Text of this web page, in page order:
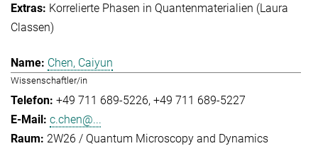
Korrelierte Phasen in Quantenmaterialien (Laura
Classen)
Chen, Caiyun
Wissenschaftler/in
+49 711 689-5226 +49 711 689-5227
c.chen@...
2W26 / Quantum Microscopy and Dynamics